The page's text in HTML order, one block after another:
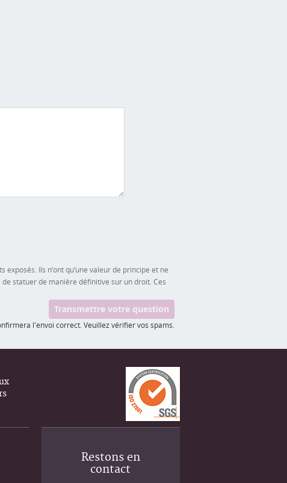
Ils n’ont qu’une valeur de principe et ne
statuer de manière définitive sur un droit. Ces
l'envoi correct. Veuillez vérifier vos spams.
Restons en
contact